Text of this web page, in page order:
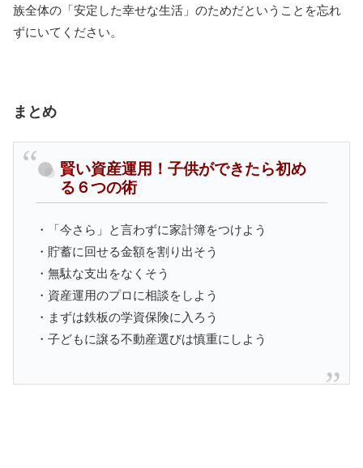
族全体の「安定した幸せな生活」のためだということを忘れ
ずにいてください。
まとめ
賢い資産運用！子供ができたら初め
る６つの術
・「今さら」と言わずに家計簿をつけよう
・貯蓄に回せる金額を割り出そう
・無駄な支出をなくそう
・資産運用のプロに相談をしよう
・まずは鉄板の学資保険に入ろう
・子どもに譲る不動産選びは慎重にしよう